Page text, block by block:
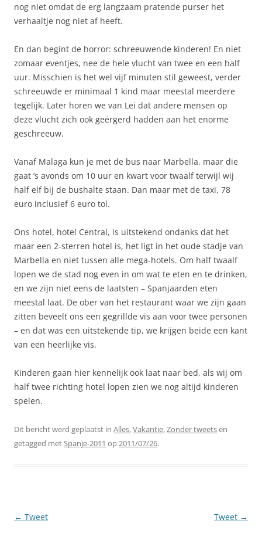
nog niet omdat de erg langzaam pratende purser het
verhaaltje nog niet af heeft.
En dan begint de horror: schreeuwende kinderen! En niet
zomaar eventjes, nee de hele vlucht van twee en een half
uur. Misschien is het wel vijf minuten stil geweest, verder
schreeuwde er minimaal 1 kind maar meestal meerdere
tegelijk. Later horen we van Lei dat andere mensen op
deze vlucht zich ook geërgerd hadden aan het enorme
geschreeuw.
Vanaf Malaga kun je met de bus naar Marbella, maar die
gaat ’s avonds om 10 uur en kwart voor twaalf terwijl wij
half elf bij de bushalte staan. Dan maar met de taxi, 78
euro inclusief 6 euro tol.
Ons hotel, hotel Central, is uitstekend ondanks dat het
maar een 2-sterren hotel is, het ligt in het oude stadje van
Marbella en niet tussen alle mega-hotels. Om half twaalf
lopen we de stad nog even in om wat te eten en te drinken,
en we zijn niet eens de laatsten – Spanjaarden eten
meestal laat. De ober van het restaurant waar we zijn gaan
zitten beveelt ons een gegrillde vis aan voor twee personen
– en dat was een uitstekende tip, we krijgen beide een kant
van een heerlijke vis.
Kinderen gaan hier kennelijk ook laat naar bed, als wij om
half twee richting hotel lopen zien we nog altijd kinderen
spelen.
Dit bericht werd geplaatst in Alles,Vakantie,Zonder tweetsen
getagged metSpanje-2011 op2011/07/26.
Berichtnavigatie
← Tweet Tweet →